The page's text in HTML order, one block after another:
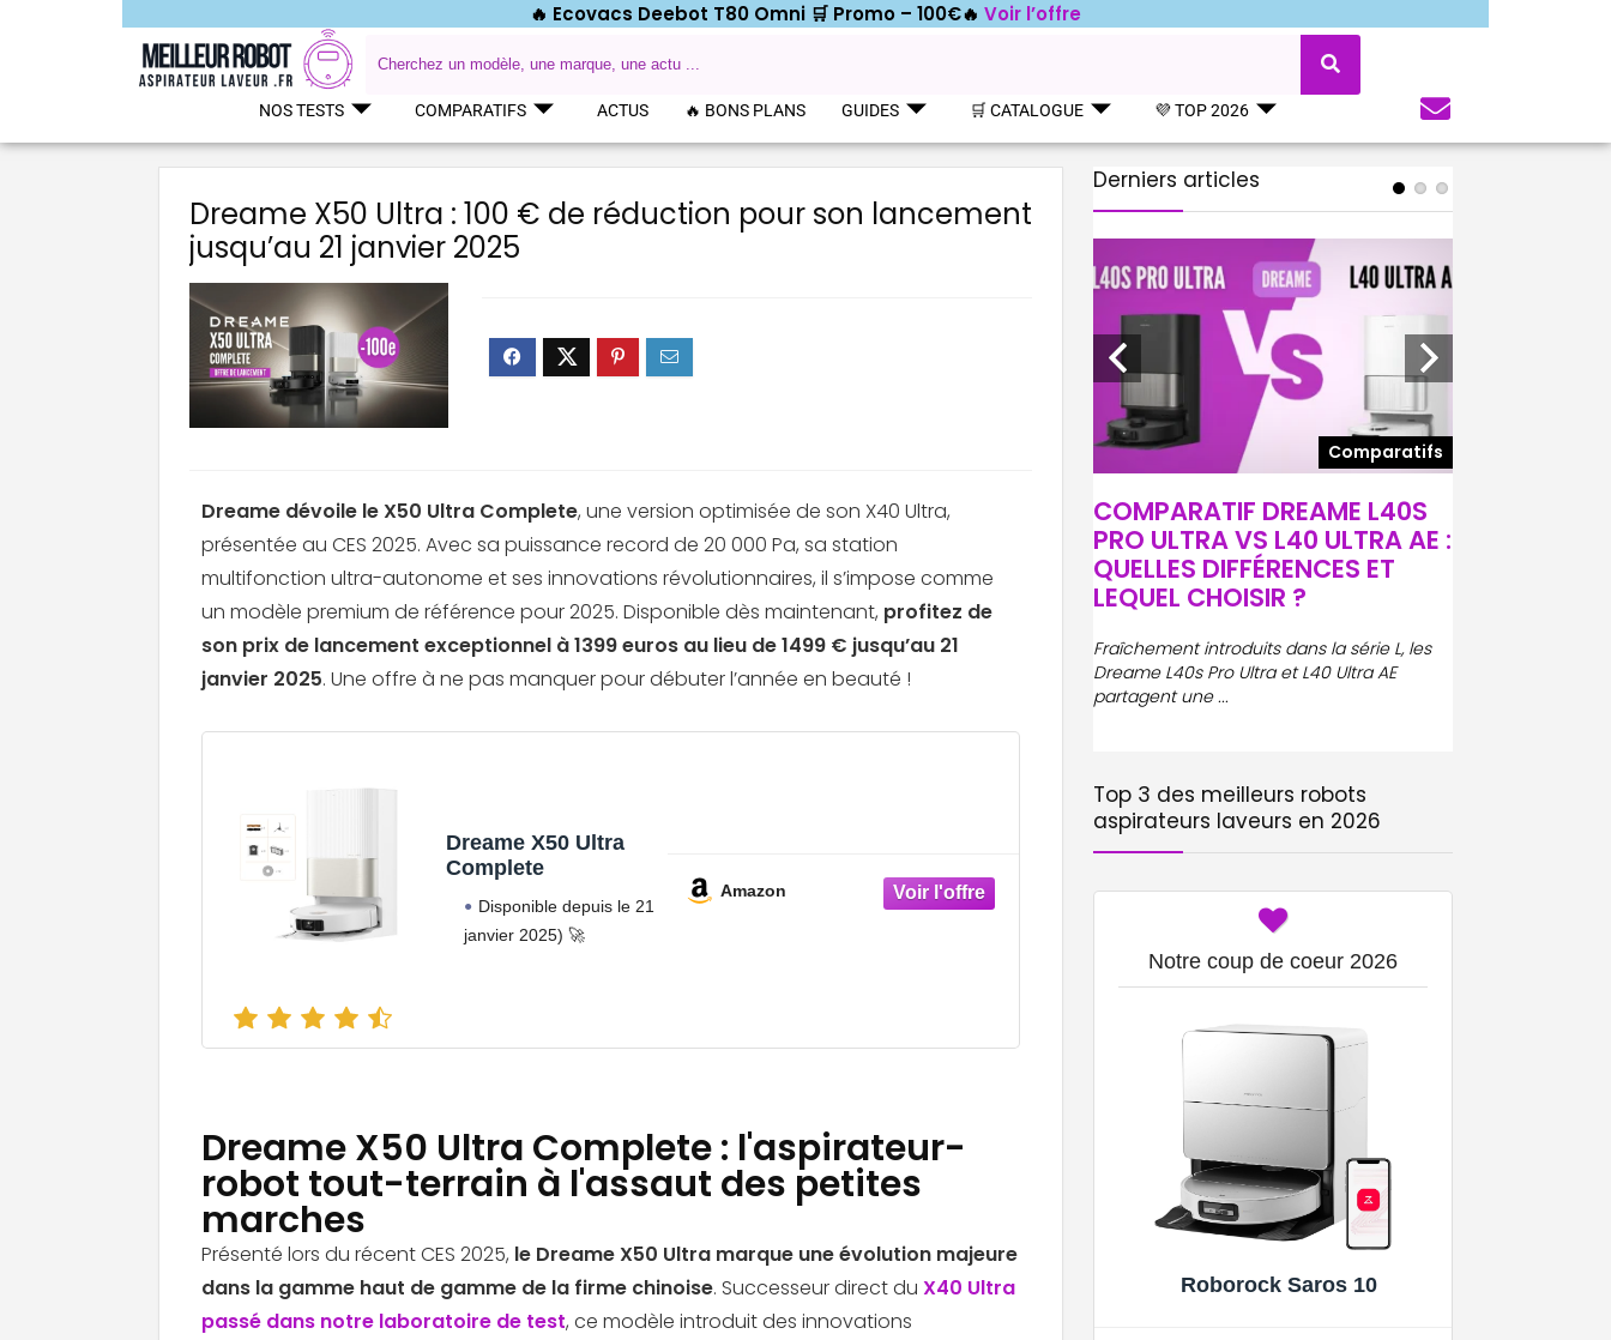
🔥 Ecovacs Deebot T80 Omni 🛒 Promo – 100€🔥 Voir l’offre
NOS TESTS COMPARATIFS ACTUS 🔥 BONS PLANS GUIDES 🛒 CATALOGUE 💜 TOP 2026
Dreame X50 Ultra : 100 € de réduction pour son lancement
jusqu’au 21 janvier 2025
Dreame dévoile le X50 Ultra Complete, une version optimisée de son X40 Ultra,
présentée au CES 2025. Avec sa puissance record de 20 000 Pa, sa station
multifonction ultra-autonome et ses innovations révolutionnaires, il s’impose comme
un modèle premium de référence pour 2025. Disponible dès maintenant, profitez de
son prix de lancement exceptionnel à 1399 euros au lieu de 1499 € jusqu’au 21
janvier 2025. Une offre à ne pas manquer pour débuter l’année en beauté !
Dreame X50 Ultra
Complete
Disponible depuis le 21
janvier 2025) 🚀
Amazon
Dreame X50 Ultra Complete : l'aspirateur-
robot tout-terrain à l'assaut des petites
marches
Présenté lors du récent CES 2025, le Dreame X50 Ultra marque une évolution majeure
dans la gamme haut de gamme de la firme chinoise. Successeur direct du X40 Ultra
passé dans notre laboratoire de test, ce modèle introduit des innovations
Derniers articles
DREAME AQUA10 ROLLER
meilleur prix Dreame Aqua10 Rollerà partir
de ...
Comparatifs
COMPARATIF DREAME L40S
PRO ULTRA VS L40 ULTRA AE :
QUELLES DIFFÉRENCES ET
LEQUEL CHOISIR ?
Fraîchement introduits dans la série L, les
Dreame L40s Pro Ultra et L40 Ultra AE
partagent une ...
Top 3 des meilleurs robots
aspirateurs laveurs en 2026
Notre coup de coeur 2026
Roborock Saros 10